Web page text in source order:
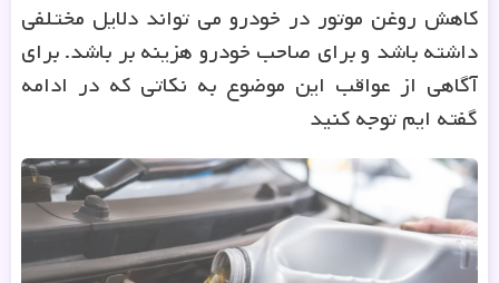
کاهش روغن موتور در خودرو می تواند دلایل مختلفی
داشته باشد و برای صاحب خودرو هزینه بر باشد. برای
آگاهی از عواقب این موضوع به نکاتی که در ادامه
گفته ایم توجه کنید